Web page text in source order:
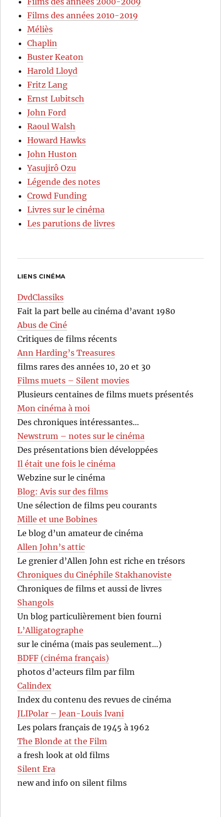
Films des années 2010-2019
Méliès
Chaplin
Buster Keaton
Harold Lloyd
Fritz Lang
Ernst Lubitsch
John Ford
Raoul Walsh
Howard Hawks
John Huston
Yasujirô Ozu
Légende des notes
Crowd Funding
Livres sur le cinéma
Les parutions de livres
LIENS CINÉMA
DvdClassiks
Fait la part belle au cinéma d’avant 1980
Abus de Ciné
Critiques de films récents
Ann Harding’s Treasures
films rares des années 10, 20 et 30
Films muets – Silent movies
Plusieurs centaines de films muets présentés
Mon cinéma à moi
Des chroniques intéressantes…
Newstrum – notes sur le cinéma
Des présentations bien développées
Il était une fois le cinéma
Webzine sur le cinéma
Blog: Avis sur des films
Une sélection de films peu courants
Mille et une Bobines
Le blog d’un amateur de cinéma
Allen John’s attic
Le grenier d’Allen John est riche en trésors
Chroniques du Cinéphile Stakhanoviste
Chroniques de films et aussi de livres
Shangols
Un blog particulièrement bien fourni
L’Alligatographe
sur le cinéma (mais pas seulement…)
BDFF (cinéma français)
photos d’acteurs film par film
Calindex
Index du contenu des revues de cinéma
JLIPolar – Jean-Louis Ivani
Les polars français de 1945 à 1962
The Blonde at the Film
a fresh look at old films
Silent Era
new and info on silent films